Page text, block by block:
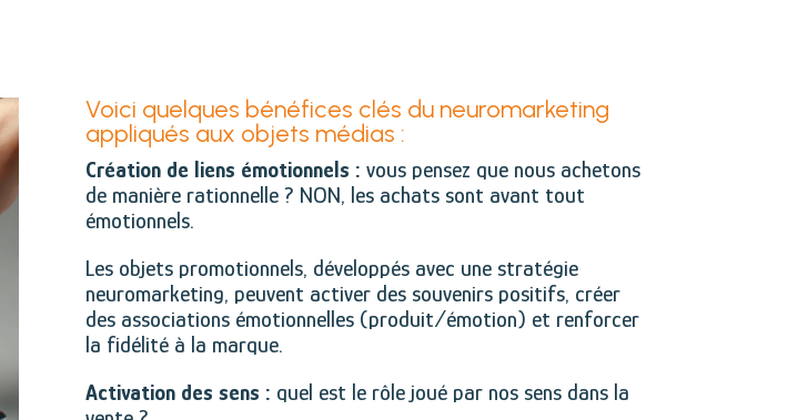
Voici quelques bénéfices clés du neuromarketing
appliqués aux objets médias :
Création de liens émotionnels : vous pensez que nous achetons
de manière rationnelle ? NON, les achats sont avant tout
émotionnels.
Les objets promotionnels, développés avec une stratégie
neuromarketing, peuvent activer des souvenirs positifs, créer
des associations émotionnelles (produit/émotion) et renforcer
la fidélité à la marque.
Activation des sens : quel est le rôle joué par nos sens dans la